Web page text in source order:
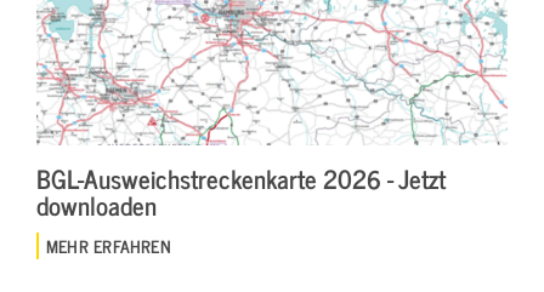
BGL-Ausweichstreckenkarte 2026 - Jetzt
downloaden
MEHR ERFAHREN